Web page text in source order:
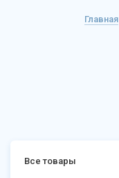
Главная
Все товары